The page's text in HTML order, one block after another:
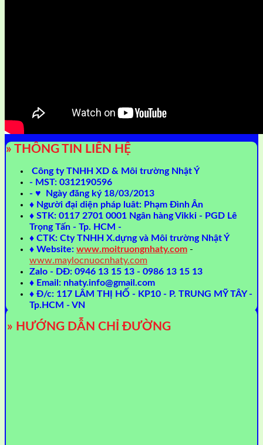
» THÔNG TIN LIÊN HỆ
Công ty TNHH XD & Môi trường Nhật Ý
- MST: 0312190596
- ♥ Ngày đăng ký 18/03/2013
♦ Người đại diện pháp luât: Phạm Đình Ân
♦ STK: 0117 2701 0001 Ngân hàng Vikki - PGD Lê
Trọng Tấn - Tp. HCM -
♦ CTK: Cty TNHH X.dựng và Môi trường Nhật Ý
♦ Website: www.moitruongnhaty.com -
www.maylocnuocnhaty.com
Zalo - DĐ: 0946 13 15 13 - 0986 13 15 13
♦ Email: nhaty.info@gmail.com
♦ Đ/c: 117 LÂM THỊ HỐ - KP10 - P. TRUNG MỸ TÂY -
Tp.HCM - VN
» HƯỚNG DẪN CHỈ ĐƯỜNG